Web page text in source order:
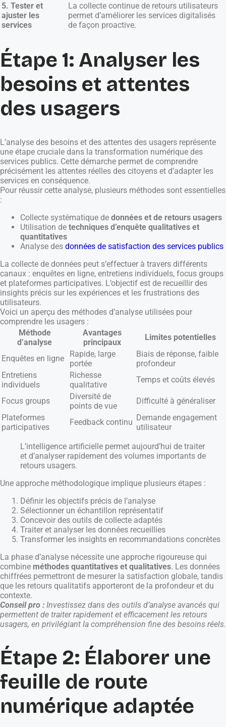
5. Tester et
ajuster les
services
La collecte continue de retours utilisateurs
permet d’améliorer les services digitalisés
de façon proactive.
Étape 1: Analyser les
besoins et attentes
des usagers
L’analyse des besoins et des attentes des usagers représente
une étape cruciale dans la transformation numérique des
services publics. Cette démarche permet de comprendre
précisément les attentes réelles des citoyens et d’adapter les
services en conséquence.
Pour réussir cette analyse, plusieurs méthodes sont essentielles
:
Collecte systématique de données et de retours usagers
Utilisation de techniques d’enquête qualitatives et
quantitatives
Analyse des données de satisfaction des services publics
La collecte de données peut s’effectuer à travers différents
canaux : enquêtes en ligne, entretiens individuels, focus groups
et plateformes participatives. L’objectif est de recueillir des
insights précis sur les expériences et les frustrations des
utilisateurs.
Voici un aperçu des méthodes d’analyse utilisées pour
comprendre les usagers :
Méthode
d’analyse
Avantages
principaux
Limites potentielles
Enquêtes en ligne
Rapide, large
portée
Biais de réponse, faible
profondeur
Entretiens
individuels
Richesse
qualitative
Temps et coûts élevés
Focus groups
Diversité de
points de vue
Difficulté à généraliser
Plateformes
participatives
Feedback continu Demande engagement
utilisateur
L’intelligence artificielle permet aujourd’hui de traiter
et d’analyser rapidement des volumes importants de
retours usagers.
Une approche méthodologique implique plusieurs étapes :
Définir les objectifs précis de l’analyse
Sélectionner un échantillon représentatif
Concevoir des outils de collecte adaptés
Traiter et analyser les données recueillies
Transformer les insights en recommandations concrètes
La phase d’analyse nécessite une approche rigoureuse qui
combine méthodes quantitatives et qualitatives. Les données
chiffrées permettront de mesurer la satisfaction globale, tandis
que les retours qualitatifs apporteront de la profondeur et du
contexte.
Conseil pro : Investissez dans des outils d’analyse avancés qui
permettent de traiter rapidement et efficacement les retours
usagers, en privilégiant la compréhension fine des besoins réels.
Étape 2: Élaborer une
feuille de route
numérique adaptée